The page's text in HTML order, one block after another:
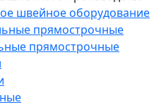
швейное оборудование
прямострочные
прямострочные